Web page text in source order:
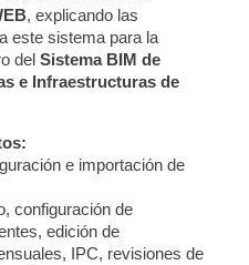
, explicando las
este sistema para la
del Sistema BIM de
e Infraestructuras de
e importación de
configuración de
edición de
IPC, revisiones de